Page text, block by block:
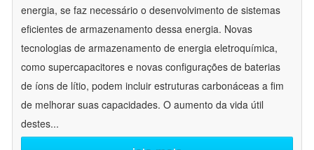
energia, se faz necessário o desenvolvimento de sistemas
eficientes de armazenamento dessa energia. Novas
tecnologias de armazenamento de energia eletroquímica,
como supercapacitores e novas configurações de baterias
de íons de lítio, podem incluir estruturas carbonáceas a fim
de melhorar suas capacidades. O aumento da vida útil
destes...